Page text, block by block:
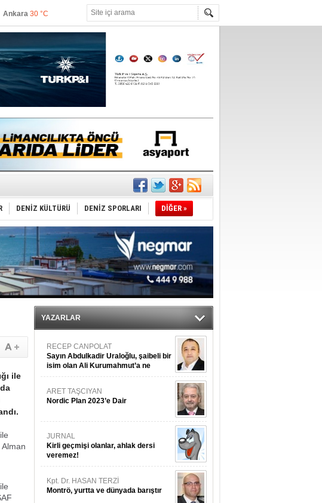
Ankara 30 °C
Antalya33 °C
Muğla 34 °C
Çanakkale 30 °C
halkı tehdit ediyor
canlıyı öldürmüş
alamaz”
NB26
DENİZ KÜLTÜRÜ DENİZ SPORLARI DİĞER »
ile
Alman
YAZARLAR
RECEP CANPOLAT
Sayın Abdulkadir Uraloğlu, şaibeli bir
isim olan Ali Kurumahmut’a ne
danışıyorsunuz?
ARET TAŞCIYAN
Nordic Plan 2023’e Dair
JURNAL
Kirli geçmişi olanlar, ahlak dersi
veremez!
Kpt. Dr. HASAN TERZİ
Montrö, yurtta ve dünyada barıştır